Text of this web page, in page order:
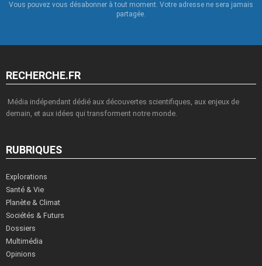
Vous pouvez vous désabonner à tout moment. Votre adresse ne sera jamais
partagée.
RECHERCHE.FR
Média indépendant dédié aux découvertes scientifiques, aux enjeux de
demain, et aux idées qui transforment notre monde.
RUBRIQUES
Explorations
Santé & Vie
Planète & Climat
Sociétés & Futurs
Dossiers
Multimédia
Opinions